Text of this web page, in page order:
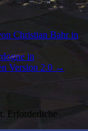
Christian Bahr in
in
Version 2.0 →
Erforderliche